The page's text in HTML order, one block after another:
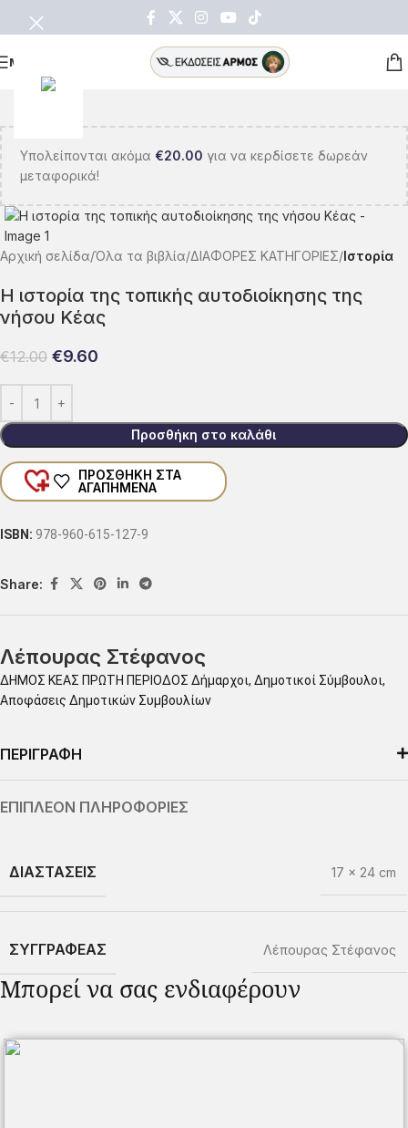
ΜΕΝΟΥ
Υπολείπονται ακόμα €20.00 για να κερδίσετε δωρεάν
μεταφορικά!
Αρχική σελίδα Όλα τα βιβλία ΔΙΑΦΟΡΕΣ ΚΑΤΗΓΟΡΙΕΣ Ιστορία
Η ιστορία της τοπικής αυτοδιοίκησης της
νήσου Κέας
€12.00 €9.60
Προσθήκη στο καλάθι
ΠΡΟΣΘΗΚΗ ΣΤΑ
ΑΓΑΠΗΜΕΝΑ
ISBN: 978-960-615-127-9
Share:
Λέπουρας Στέφανος
ΔΗΜΟΣ ΚΕΑΣ ΠΡΩΤΗ ΠΕΡΙΟΔΟΣ Δήμαρχοι, Δημοτικοί Σύμβουλοι,
Αποφάσεις Δημοτικών Συμβουλίων
ΠΕΡΙΓΡΑΦΗ
ΕΠΙΠΛΕΟΝ ΠΛΗΡΟΦΟΡΙΕΣ
ΔΙΑΣΤΑΣΕΙΣ 17 × 24 cm
ΣΥΓΓΡΑΦΕΑΣ Λέπουρας Στέφανος
Μπορεί να σας ενδιαφέρουν